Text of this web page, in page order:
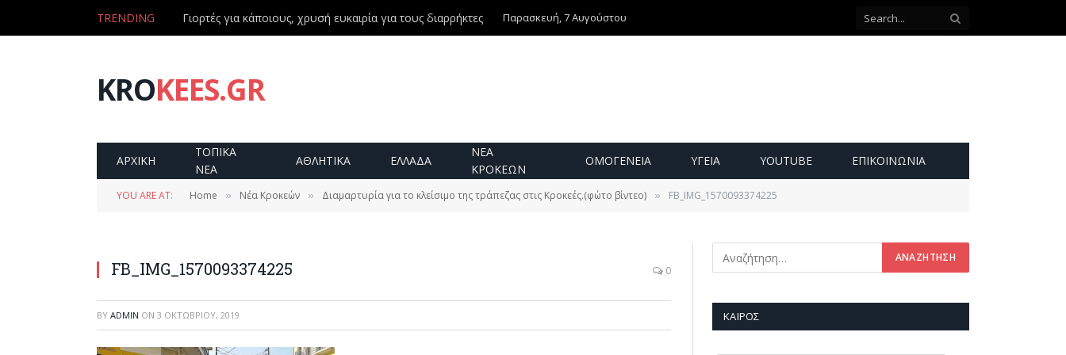
TRENDING Γιορτές για κάποιους, χρυσή ευκαιρία για τους διαρρήκτες Παρασκευή, 7 Αυγούστου
KROKEES.GR
ΑΡΧΙΚΗ
ΤΟΠΙΚΑ
ΝΕΑ
ΑΘΛΗΤΙΚΑ ΕΛΛΑΔΑ
ΝΕΑ
ΚΡΟΚΕΩΝ
ΟΜΟΓΕΝΕΙΑ ΥΓΕΙΑ YOUTUBE ΕΠΙΚΟΙΝΩΝΊΑ
YOU ARE AT: Home » Νέα Κροκεών » Διαμαρτυρία για το κλείσιμο της τράπεζας στις Κροκεές.(φώτο βίντεο) » FB_IMG_1570093374225
FB_IMG_1570093374225 0
BY ADMIN ON 3 ΟΚΤΩΒΡΊΟΥ, 2019 ΚΑΙΡΌΣ